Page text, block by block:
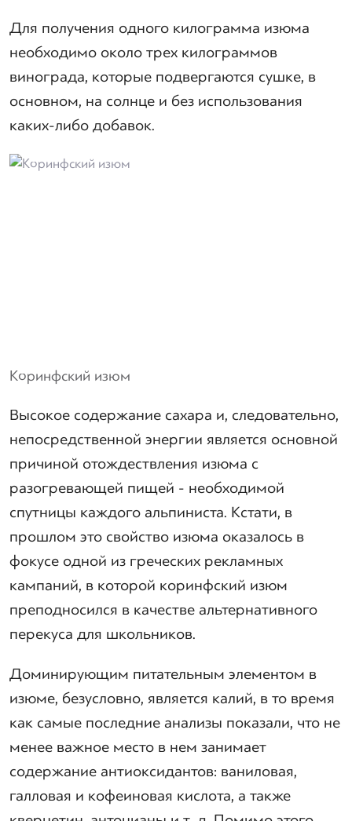
Для получения одного килограмма изюма
необходимо около трех килограммов
винограда, которые подвергаются сушке, в
основном, на солнце и без использования
каких-либо добавок.
Коринфский изюм
Высокое содержание сахара и, следовательно,
непосредственной энергии является основной
причиной отождествления изюма с
разогревающей пищей - необходимой
спутницы каждого альпиниста. Кстати, в
прошлом это свойство изюма оказалось в
фокусе одной из греческих рекламных
кампаний, в которой коринфский изюм
преподносился в качестве альтернативного
перекуса для школьников.
Доминирующим питательным элементом в
изюме, безусловно, является калий, в то время
как самые последние анализы показали, что не
менее важное место в нем занимает
содержание антиоксидантов: ваниловая,
галловая и кофеиновая кислота, а также